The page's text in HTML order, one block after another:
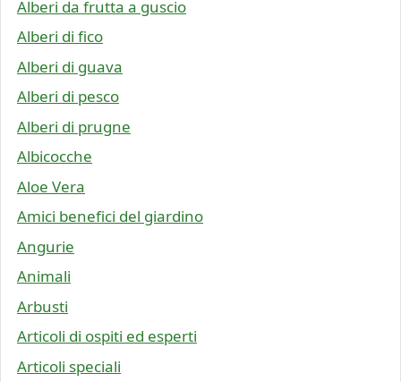
Alberi da frutta a guscio
Alberi di fico
Alberi di guava
Alberi di pesco
Alberi di prugne
Albicocche
Aloe Vera
Amici benefici del giardino
Angurie
Animali
Arbusti
Articoli di ospiti ed esperti
Articoli speciali